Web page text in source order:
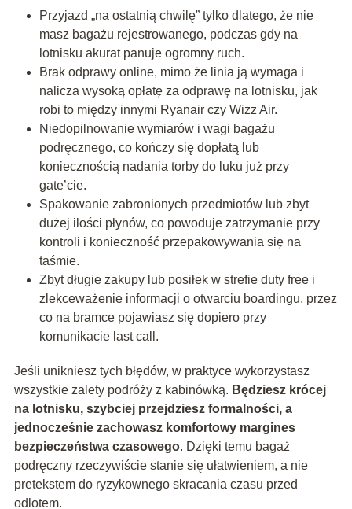
Przyjazd „na ostatnią chwilę” tylko dlatego, że nie
masz bagażu rejestrowanego, podczas gdy na
lotnisku akurat panuje ogromny ruch.
Brak odprawy online, mimo że linia ją wymaga i
nalicza wysoką opłatę za odprawę na lotnisku, jak
robi to między innymi Ryanair czy Wizz Air.
Niedopilnowanie wymiarów i wagi bagażu
podręcznego, co kończy się dopłatą lub
koniecznością nadania torby do luku już przy
gate’cie.
Spakowanie zabronionych przedmiotów lub zbyt
dużej ilości płynów, co powoduje zatrzymanie przy
kontroli i konieczność przepakowywania się na
taśmie.
Zbyt długie zakupy lub posiłek w strefie duty free i
zlekceważenie informacji o otwarciu boardingu, przez
co na bramce pojawiasz się dopiero przy
komunikacie last call.
Jeśli unikniesz tych błędów, w praktyce wykorzystasz
wszystkie zalety podróży z kabinówką. Będziesz krócej
na lotnisku, szybciej przejdziesz formalności, a
jednocześnie zachowasz komfortowy margines
bezpieczeństwa czasowego. Dzięki temu bagaż
podręczny rzeczywiście stanie się ułatwieniem, a nie
pretekstem do ryzykownego skracania czasu przed
odlotem.